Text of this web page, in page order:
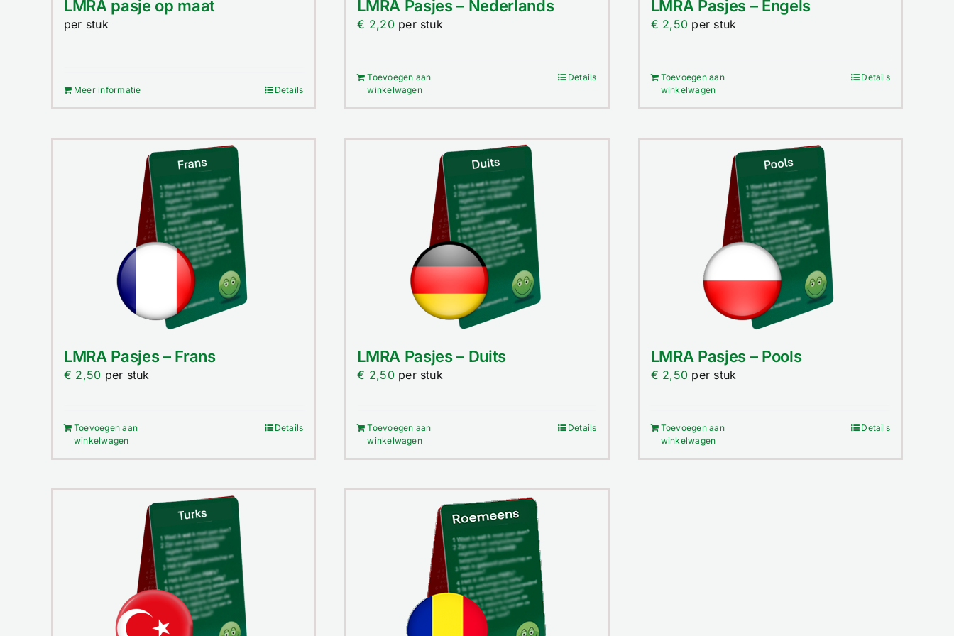
LMRA pasje op maat
per stuk
Meer informatie Details
LMRA Pasjes – Nederlands
€ 2,20per stuk
Toevoegen aan
winkelwagen
Details
LMRA Pasjes – Engels
€ 2,50 per stuk
Toevoegen aan
winkelwagen
Details
LMRA Pasjes – Frans
€ 2,50 per stuk
Toevoegen aan
winkelwagen
Details
LMRA Pasjes – Duits
€ 2,50per stuk
Toevoegen aan
winkelwagen
Details
LMRA Pasjes – Pools
€ 2,50 per stuk
Toevoegen aan
winkelwagen
Details